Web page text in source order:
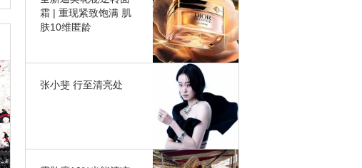
霜 | 重现紧致饱满 肌
肤10维匿龄
张小斐 行至清亮处